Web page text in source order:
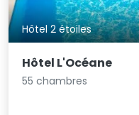
Hôtel 2 étoiles
Hôtel L'Océane
55 chambres